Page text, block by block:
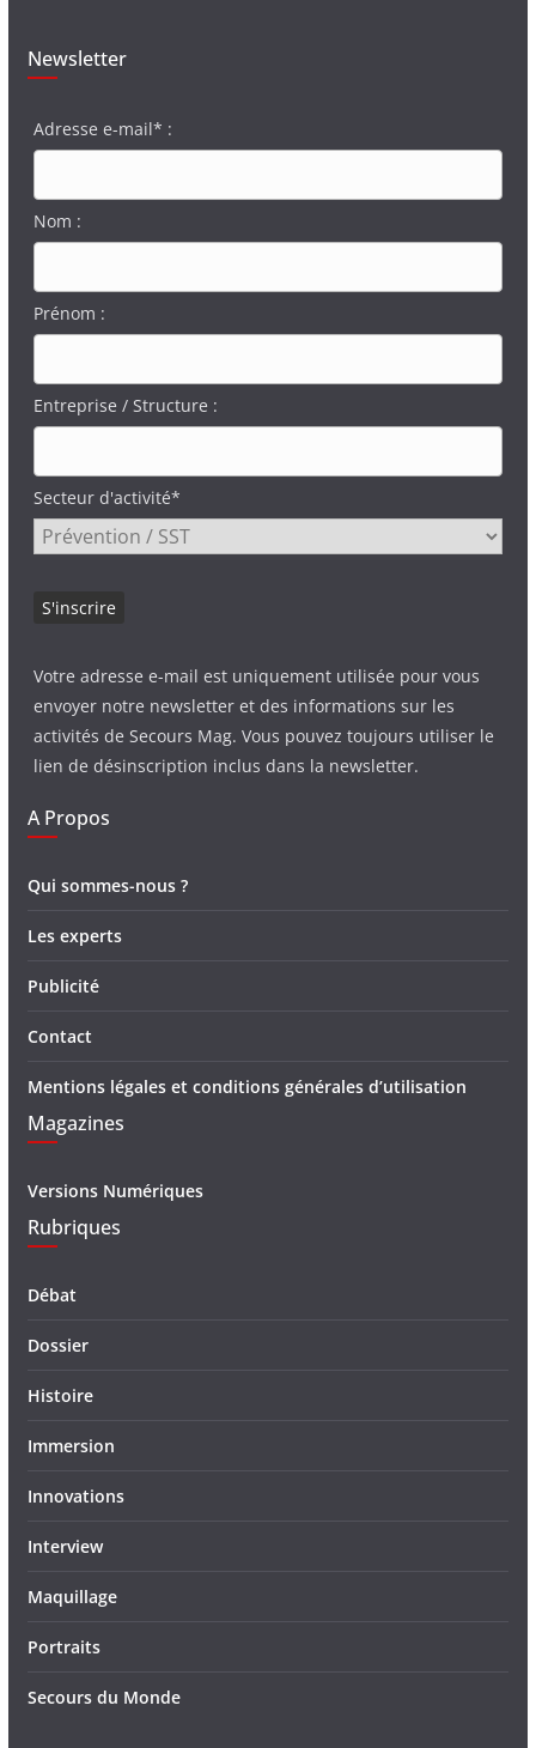
Newsletter
Adresse e-mail* :
Nom :
Prénom :
Entreprise / Structure :
Secteur d'activité*
Votre adresse e-mail est uniquement utilisée pour vous
envoyer notre newsletter et des informations sur les
activités de Secours Mag. Vous pouvez toujours utiliser le
lien de désinscription inclus dans la newsletter.
A Propos
Qui sommes-nous ?
Les experts
Publicité
Contact
Mentions légales et conditions générales d’utilisation
Magazines
Versions Numériques
Rubriques
Débat
Dossier
Histoire
Immersion
Innovations
Interview
Maquillage
Portraits
Secours du Monde